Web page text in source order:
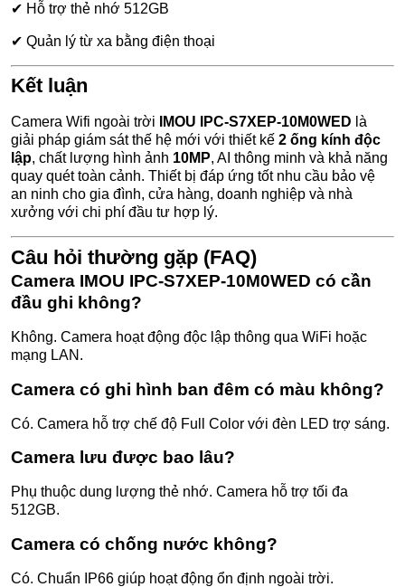
✔ Hỗ trợ thẻ nhớ 512GB
✔ Quản lý từ xa bằng điện thoại
Kết luận
Camera Wifi ngoài trời IMOU IPC-S7XEP-10M0WED là
giải pháp giám sát thế hệ mới với thiết kế2 ống kính độc
lập, chất lượng hình ảnh 10MP, AI thông minh và khả năng
quay quét toàn cảnh. Thiết bị đáp ứng tốt nhu cầu bảo vệ
an ninh cho gia đình, cửa hàng, doanh nghiệp và nhà
xưởng với chi phí đầu tư hợp lý.
Câu hỏi thường gặp (FAQ)
Camera IMOU IPC-S7XEP-10M0WED có cần
đầu ghi không?
Không. Camera hoạt động độc lập thông qua WiFi hoặc
mạng LAN.
Camera có ghi hình ban đêm có màu không?
Có. Camera hỗ trợ chế độ Full Color với đèn LED trợ sáng.
Camera lưu được bao lâu?
Phụ thuộc dung lượng thẻ nhớ. Camera hỗ trợ tối đa
512GB.
Camera có chống nước không?
Có. Chuẩn IP66 giúp hoạt động ổn định ngoài trời.